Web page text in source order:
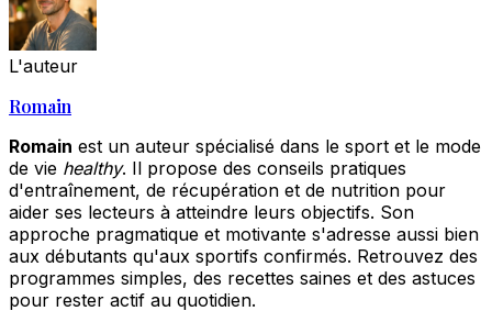
L'auteur
Romain
Romain est un auteur spécialisé dans le sport et le mode
de vie healthy. Il propose des conseils pratiques
d'entraînement, de récupération et de nutrition pour
aider ses lecteurs à atteindre leurs objectifs. Son
approche pragmatique et motivante s'adresse aussi bien
aux débutants qu'aux sportifs confirmés. Retrouvez des
programmes simples, des recettes saines et des astuces
pour rester actif au quotidien.